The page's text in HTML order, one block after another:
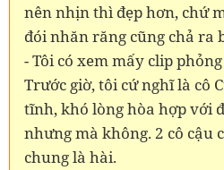
nên nhịn thì đẹp hơn, chứ
đói nhăn răng cũng chả ra
- Tôi có xem mấy clip
Trước giờ, tôi cứ nghĩ là cô
tĩnh, khó lòng hòa hợp với
nhưng mà không. 2 cô cậu
chung là hài.